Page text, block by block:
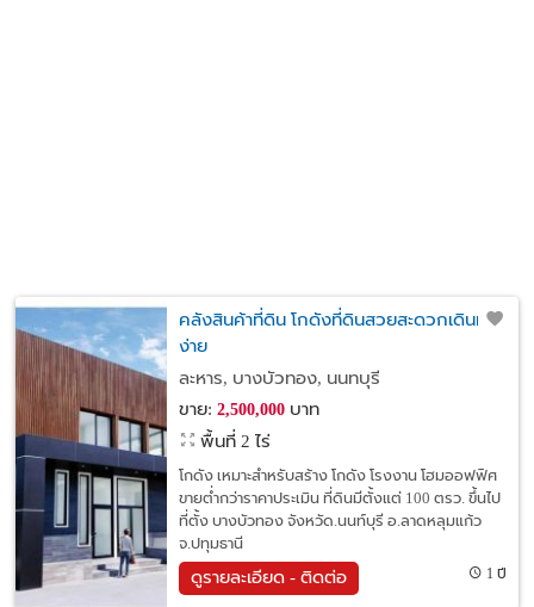
ึคลังสินค้าที่ดิน โกดังที่ดินสวยสะดวกเดินทาง
ง่าย
ละหาร, บางบัวทอง, นนทบุรี
ขาย: 2,500,000บาท
พื้นที่ 2 ไร่
โกดัง เหมาะสำหรับสร้าง โกดัง โรงงาน โฮมออฟฟิศ
ขายต่ำกว่าราคาประเมิน ที่ดินมีตั้งแต่ 100 ตรว. ขึ้นไป
ที่ตั้ง บางบัวทอง จังหวัด.นนท์บุรี อ.ลาดหลุมแก้ว
จ.ปทุมธานี
ดูรายละเอียด - ติดต่อ 1 ปี